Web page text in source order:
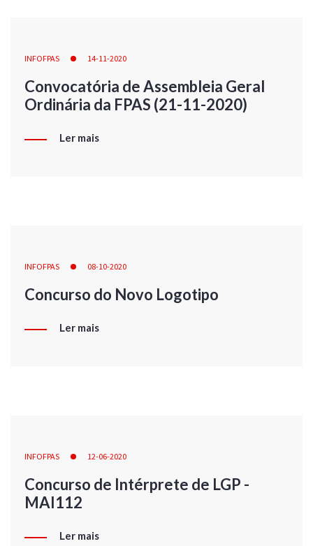
INFOFPAS 14-11-2020
Convocatória de Assembleia Geral
Ordinária da FPAS (21-11-2020)
Ler mais
INFOFPAS 08-10-2020
Concurso do Novo Logotipo
Ler mais
INFOFPAS 12-06-2020
Concurso de Intérprete de LGP -
MAI112
Ler mais